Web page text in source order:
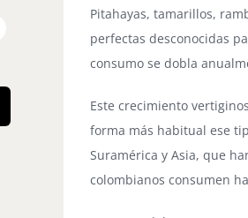
Pitahayas, tamarillos,
perfectas desconocidas
consumo se dobla
Este crecimiento
forma más habitual ese
Suramérica y Asia, que
colombianos consumen